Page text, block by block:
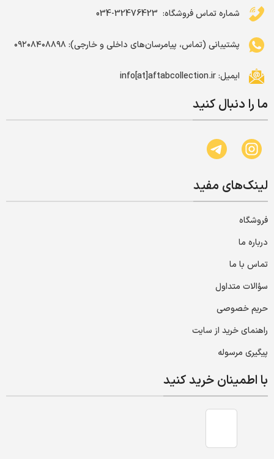
شماره تماس فروشگاه: ‌ 32476423-034
پشتیبانی (تماس، پیامرسان‌های داخلی و خارجی): ۰۹۲۰۸۴۰۸۸۹۸
ایمیل: info[at]aftabcollection.ir
ما را دنبال کنید
لینک‌های مفید
فروشگاه
درباره ما
تماس با ما
سؤالات متداول
حریم خصوصی
راهنمای خرید از سایت
پیگیری مرسوله
با اطمینان خرید کنید